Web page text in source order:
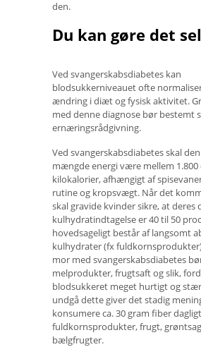
den.
Du kan gøre det
Ved svangerskabsdiabetes kan
blodsukkerniveauet ofte
ændring i diæt og fysisk aktivitet.
med denne diagnose bør bestemt
ernæringsrådgivning.
Ved svangerskabsdiabetes skal
mængde energi være mellem 1.800
kilokalorier, afhængigt af
rutine og kropsvægt. Når det
skal gravide kvinder sikre, at deres
kulhydratindtagelse er 40 til 50
hovedsageligt består af langsomt
kulhydrater (fx
mor med svangerskabsdiabetes
melprodukter, frugtsaft og slik,
blodsukkeret meget hurtigt og
undgå dette giver det stadig
konsumere ca. 30 gram fiber
fuldkornsprodukter, frugt,
bælgfrugter.